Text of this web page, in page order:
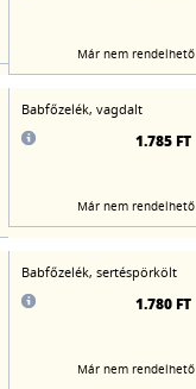
Már nem rendelhető
Babfőzelék, vagdalt
1.785 FT
Már nem rendelhető
Babfőzelék, sertéspörkölt
1.780 FT
Már nem rendelhető